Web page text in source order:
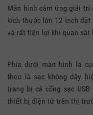
Màn hình cảm ứng giải trí
kích thước lớn 12 inch
và rất tiện lợi khi quan sát
Phía dưới màn hình là
theo là sạc không dây
trang bị cả cổng sạc
thiết bị điện tử trên thị